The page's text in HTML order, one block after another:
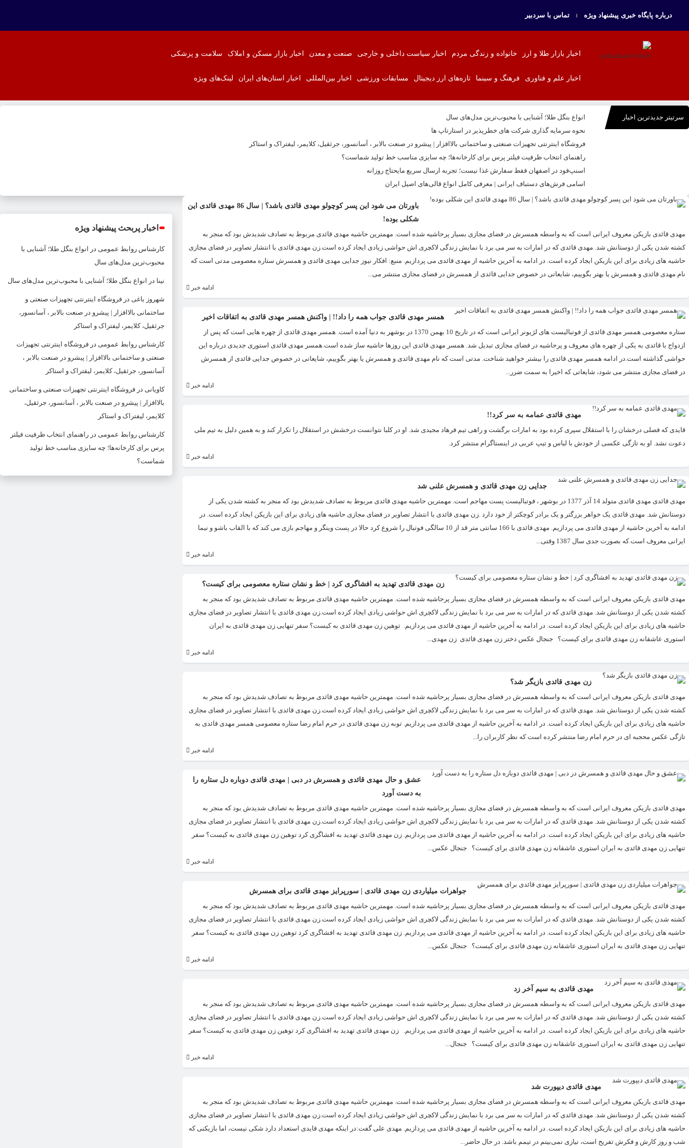
درباره پایگاه خبری پیشنهاد ویژه تماس با سردبیر
اخبار بازار طلا و ارز خانواده و زندگی مردم اخبار سیاست داخلی و خارجی صنعت و معدن اخبار بازار مسکن و املاک سلامت و پزشکی
اخبار علم و فناوری فرهنگ و سینما تازه‌های ارز دیجیتال مسابقات ورزشی اخبار بین‌المللی اخبار استان‌های ایران لینک‌های ویژه
سرتیتر جدیدترین اخبار
انواع بنگل طلا؛ آشنایی با محبوب‌ترین مدل‌های سال
نحوه سرمایه‌ گذاری شرکت‌ های خطرپذیر در استارتاپ ها
فروشگاه اینترنتی تجهیزات صنعتی و ساختمانی بالاافزار | پیشرو در صنعت بالابر ، آسانسور، جرثقیل، کلایمر، لیفتراک و استاکر
راهنمای انتخاب ظرفیت فیلتر پرس برای کارخانه‌ها؛ چه سایزی مناسب خط تولید شماست؟
اسنپ‌فود در اصفهان فقط سفارش غذا نیست؛ تجربه ارسال سریع مایحتاج روزانه
اسامی فرش‌های دستباف ایرانی | معرفی کامل انواع قالی‌های اصیل ایران
باورتان می شود این پسر کوچولو مهدی قائدی باشد؟ | سال 86 مهدی قائدی این
شکلی بوده!
مهدی قائدی بازیکن معروف ایرانی است که به واسطه همسرش در فضای مجازی بسیار پرحاشیه شده است. مهمترین حاشیه مهدی قائدی مربوط به تصادف شدیدش بود که منجر به
کشته شدن یکی از دوستانش شد. مهدی قائدی که در امارات به سر می برد با نمایش زندگی لاکچری اش حواشی زیادی ایجاد کرده است.زن مهدی قائدی با انتشار تصاویر در فضای مجازی
حاشیه های زیادی برای این بازیکن ایجاد کرده است. در ادامه به آخرین حاشیه از مهدی قائدی می پردازیم. منبع: افکار نیوز جدایی مهدی قائدی و همسرش ستاره معصومی مدتی است که
نام مهدی قائدی و همسرش یا بهتر بگوییم، شایعاتی در خصوص جدایی قائدی از همسرش در فضای مجازی منتشر می...
ادامه خبر
همسر مهدی قائدی جواب همه را داد!! | واکنش همسر مهدی قائدی به اتفاقات اخیر
ستاره معصومی همسر مهدی قائدی از فوتبالیست های لژیونر ایرانی است که در تاریخ 10 بهمن 1370 در بوشهر به دنیا آمده است. همسر مهدی قائدی از چهره هایی است که پس از
ازدواج با قائدی به یکی از چهره های معروف و پرحاشیه در فضای مجازی تبدیل شد. همسر مهدی قائدی این روزها حاشیه ساز شده است.همسر مهدی قائدی استوری جدیدی درباره این
حواشی گذاشته است.در ادامه همسر مهدی قائدی را بیشتر خواهید شناخت. مدتی است که نام مهدی قائدی و همسرش یا بهتر بگوییم، شایعاتی در خصوص جدایی قائدی از همسرش
در فضای مجازی منتشر می شود، شایعاتی که اخیرا به سمت ضرر...
ادامه خبر
مهدی قائدی عمامه به سر کرد!!
قایدی که فصلی درخشان را با استقلال سپری کرده بود به امارات برگشت و راهی تیم فرهاد مجیدی شد. او در کلبا نتوانست درخشش در استقلال را تکرار کند و به همین دلیل به تیم ملی
دعوت نشد. او به تازگی عکسی از خودش با لباس و تیپ عربی در اینستاگرام منتشر کرد.
ادامه خبر
جدایی زن مهدی قائدی و همسرش علنی شد
مهدی قائدی مهدی قائدی متولد 14 آذر 1377 در بوشهر ، فوتبالیست پست مهاجم است. مهمترین حاشیه مهدی قائدی مربوط به تصادف شدیدش بود که منجر به کشته شدن یکی از
دوستانش شد. مهدی قائدی یک خواهر بزرگتر و یک برادر کوچکتر از خود دارد .زن مهدی قائدی با انتشار تصاویر در فضای مجازی حاشیه های زیادی برای این بازیکن ایجاد کرده است. در
ادامه به آخرین حاشیه از مهدی قائدی می پردازیم. مهدی قائدی با 166 سانتی متر قد از 10 سالگی فوتبال را شروع کرد حالا در پست وینگر و مهاجم بازی می کند که با القاب باشو و نیما
ایرانی معروف است.که بصورت جدی سال 1387 وقتی...
ادامه خبر
زن مهدی قائدی تهدید به افشاگری کرد | خط و نشان ستاره معصومی برای کیست؟
مهدی قائدی بازیکن معروف ایرانی است که به واسطه همسرش در فضای مجازی بسیار پرحاشیه شده است. مهمترین حاشیه مهدی قائدی مربوط به تصادف شدیدش بود که منجر به
کشته شدن یکی از دوستانش شد. مهدی قائدی که در امارات به سر می برد با نمایش زندگی لاکچری اش حواشی زیادی ایجاد کرده است.زن مهدی قائدی با انتشار تصاویر در فضای مجازی
حاشیه های زیادی برای این بازیکن ایجاد کرده است. در ادامه به آخرین حاشیه از مهدی قائدی می پردازیم. ​ توهین زن مهدی قائدی به کیست؟ سفر تنهایی زن مهدی قائدی به ایران
استوری عاشقانه زن مهدی قائدی برای کیست؟ جنجال عکس دختر زن مهدی قائدی زن مهدی...
ادامه خبر
زن مهدی قائدی بازیگر شد؟
مهدی قائدی بازیکن معروف ایرانی است که به واسطه همسرش در فضای مجازی بسیار پرحاشیه شده است. مهمترین حاشیه مهدی قائدی مربوط به تصادف شدیدش بود که منجر به
کشته شدن یکی از دوستانش شد. مهدی قائدی که در امارات به سر می برد با نمایش زندگی لاکچری اش حواشی زیادی ایجاد کرده است.زن مهدی قائدی با انتشار تصاویر در فضای مجازی
حاشیه های زیادی برای این بازیکن ایجاد کرده است. در ادامه به آخرین حاشیه از مهدی قائدی می پردازیم. توبه زن مهدی قائدی در حرم امام رضا ستاره معصومی همسر مهدی قائدی به
تازگی عکس محجبه ای در حرم امام رضا منتشر کرده است که نظر کاربران را...
ادامه خبر
عشق و حال مهدی قائدی و همسرش در دبی | مهدی قائدی دوباره دل ستاره را
به دست آورد
​مهدی قائدی بازیکن معروف ایرانی است که به واسطه همسرش در فضای مجازی بسیار پرحاشیه شده است. مهمترین حاشیه مهدی قائدی مربوط به تصادف شدیدش بود که منجر به
کشته شدن یکی از دوستانش شد. مهدی قائدی که در امارات به سر می برد با نمایش زندگی لاکچری اش حواشی زیادی ایجاد کرده است.زن مهدی قائدی با انتشار تصاویر در فضای مجازی
حاشیه های زیادی برای این بازیکن ایجاد کرده است. در ادامه به آخرین حاشیه از مهدی قائدی می پردازیم. زن مهدی قائدی تهدید به افشاگری کرد توهین زن مهدی قائدی به کیست؟ سفر
تنهایی زن مهدی قائدی به ایران استوری عاشقانه زن مهدی قائدی برای کیست؟ جنجال عکس...
ادامه خبر
جواهرات میلیاردی زن مهدی قائدی | سورپرایز مهدی قائدی برای همسرش
​مهدی قائدی بازیکن معروف ایرانی است که به واسطه همسرش در فضای مجازی بسیار پرحاشیه شده است. مهمترین حاشیه مهدی قائدی مربوط به تصادف شدیدش بود که منجر به
کشته شدن یکی از دوستانش شد. مهدی قائدی که در امارات به سر می برد با نمایش زندگی لاکچری اش حواشی زیادی ایجاد کرده است.زن مهدی قائدی با انتشار تصاویر در فضای مجازی
حاشیه های زیادی برای این بازیکن ایجاد کرده است. در ادامه به آخرین حاشیه از مهدی قائدی می پردازیم. زن مهدی قائدی تهدید به افشاگری کرد توهین زن مهدی قائدی به کیست؟ سفر
تنهایی زن مهدی قائدی به ایران استوری عاشقانه زن مهدی قائدی برای کیست؟ جنجال عکس...
ادامه خبر
مهدی قائدی به سیم آخر زد
​مهدی قائدی بازیکن معروف ایرانی است که به واسطه همسرش در فضای مجازی بسیار پرحاشیه شده است. مهمترین حاشیه مهدی قائدی مربوط به تصادف شدیدش بود که منجر به
کشته شدن یکی از دوستانش شد. مهدی قائدی که در امارات به سر می برد با نمایش زندگی لاکچری اش حواشی زیادی ایجاد کرده است.زن مهدی قائدی با انتشار تصاویر در فضای مجازی
حاشیه های زیادی برای این بازیکن ایجاد کرده است. در ادامه به آخرین حاشیه از مهدی قائدی می پردازیم. زن مهدی قائدی تهدید به افشاگری کرد توهین زن مهدی قائدی به کیست؟ سفر
تنهایی زن مهدی قائدی به ایران استوری عاشقانه زن مهدی قائدی برای کیست؟ جنجال...
ادامه خبر
مهدی قائدی دیپورت شد
​مهدی قائدی بازیکن معروف ایرانی است که به واسطه همسرش در فضای مجازی بسیار پرحاشیه شده است. مهمترین حاشیه مهدی قائدی مربوط به تصادف شدیدش بود که منجر به
کشته شدن یکی از دوستانش شد. مهدی قائدی که در امارات به سر می برد با نمایش زندگی لاکچری اش حواشی زیادی ایجاد کرده است.زن مهدی قائدی با انتشار تصاویر در فضای مجازی
حاشیه های زیادی برای این بازیکن ایجاد کرده است. در ادامه به آخرین حاشیه از مهدی قائدی می پردازیم. مهدی علی گفت:در اینکه مهدی قایدی استعداد دارد شکی نیست، اما بازیکنی که
شب و روز کارش و فکرش تفریح است، نیازی نمی‌بینم در تیمم باشد. در حال حاضر...
اخبار پربحث پیشنهاد ویژه
کارشناس روابط عمومی در
انواع بنگل طلا؛ آشنایی با
محبوب‌ترین مدل‌های سال
نینا در انواع بنگل طلا؛ آشنایی با محبوب‌ترین مدل‌های سال
شهروز باغی در فروشگاه اینترنتی تجهیزات صنعتی و
ساختمانی بالاافزار | پیشرو در صنعت بالابر ، آسانسور،
جرثقیل، کلایمر، لیفتراک و استاکر
کارشناس روابط عمومی در فروشگاه اینترنتی تجهیزات
صنعتی و ساختمانی بالاافزار | پیشرو در صنعت بالابر ،
آسانسور، جرثقیل، کلایمر، لیفتراک و استاکر
کاویانی در فروشگاه اینترنتی تجهیزات صنعتی و ساختمانی
بالاافزار | پیشرو در صنعت بالابر ، آسانسور، جرثقیل،
کلایمر، لیفتراک و استاکر
کارشناس روابط عمومی در راهنمای انتخاب ظرفیت فیلتر
پرس برای کارخانه‌ها؛ چه سایزی مناسب خط تولید
شماست؟